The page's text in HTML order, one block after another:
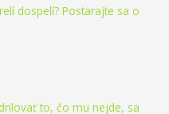
dospelí? Postarajte sa o
to, čo mu nejde, sa